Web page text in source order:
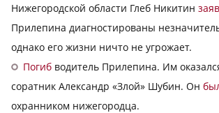
Нижегородской области Глеб Никитин
Прилепина диагностированы
однако его жизни ничто не угрожает.
Погиб водитель Прилепина. Им
соратник Александр «Злой» Шубин. Он
охранником нижегородца.